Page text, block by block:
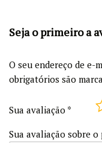
Seja o primeiro a
O seu endereço de e-
obrigatórios são
Sua avaliação *
Sua avaliação sobre